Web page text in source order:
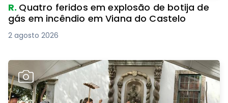
R. Quatro feridos em explosão de botija de
gás em incêndio em Viana do Castelo
2 agosto 2026